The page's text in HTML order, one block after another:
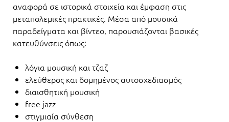
αναφορά σε ιστορικά στοιχεία και έμφαση στις
μεταπολεμικές πρακτικές. Μέσα από μουσικά
παραδείγματα και βίντεο, παρουσιάζονται βασικές
κατευθύνσεις όπως:
λόγια μουσική και τζαζ
ελεύθερος και δομημένος αυτοσχεδιασμός
διαισθητική μουσική
free jazz
στιγμιαία σύνθεση